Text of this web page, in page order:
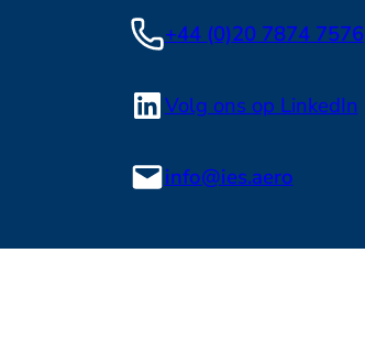
+44 (0)20 7874 7576
Volg ons op LinkedIn
info@ies.aero